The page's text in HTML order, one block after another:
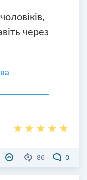
через
86 0